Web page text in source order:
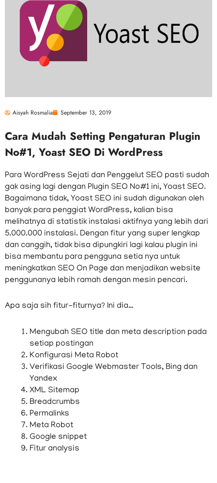
Aisyah Rosmalia September 13, 2019
Cara Mudah Setting Pengaturan Plugin
No#1, Yoast SEO Di WordPress
Para WordPress Sejati dan Penggelut SEO pasti sudah
gak asing lagi dengan Plugin SEO No#1 ini, Yoast SEO.
Bagaimana tidak, Yoast SEO ini sudah digunakan oleh
banyak para penggiat WordPress, kalian bisa
melihatnya di statistik instalasi aktifnya yang lebih dari
5.000.000 instalasi. Dengan fitur yang super lengkap
dan canggih, tidak bisa dipungkiri lagi kalau plugin ini
bisa membantu para pengguna setia nya untuk
meningkatkan SEO On Page dan menjadikan website
penggunanya lebih ramah dengan mesin pencari.
Apa saja sih fitur-fiturnya? Ini dia…
Mengubah SEO title dan meta description pada
setiap postingan
Konfigurasi Meta Robot
Verifikasi Google Webmaster Tools, Bing dan
Yandex
XML Sitemap
Breadcrumbs
Permalinks
Meta Robot
Google snippet
Fitur analysis